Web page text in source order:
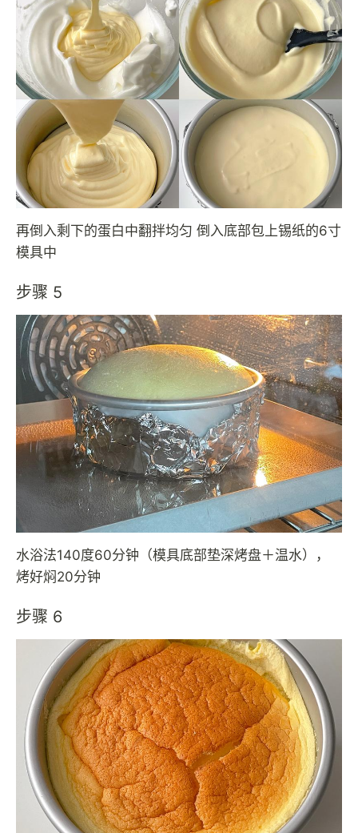
再倒入剩下的蛋白中翻拌均匀 倒入底部包上锡纸的6寸
模具中
步骤 5
水浴法140度60分钟（模具底部垫深烤盘＋温水），
烤好焖20分钟
步骤 6